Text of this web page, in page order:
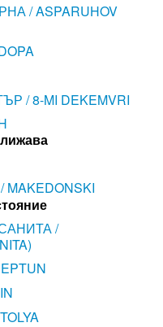
/ ASPARUHOV
/ 8-MI DEKEMVRI
/